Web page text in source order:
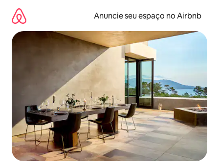
para
conteúdo
Anuncie seu espaço no Airbnb